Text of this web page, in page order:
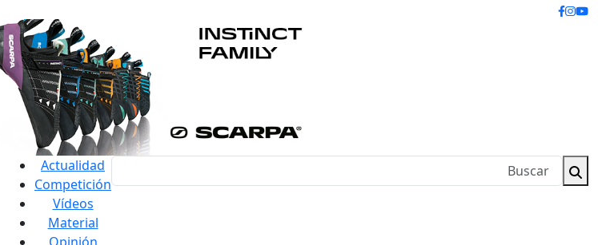
Actualidad
Competición
Vídeos
Material